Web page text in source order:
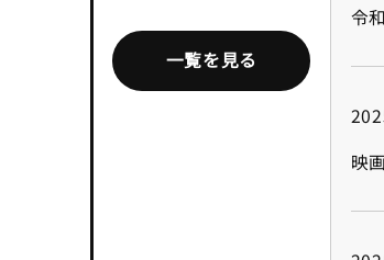
一覧を見る
令
映